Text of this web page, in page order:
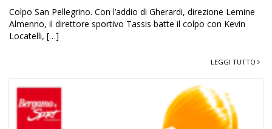
Colpo San Pellegrino. Con l’addio di Gherardi, direzione Lemine
Almenno, il direttore sportivo Tassis batte il colpo con Kevin
Locatelli, […]
LEGGI TUTTO